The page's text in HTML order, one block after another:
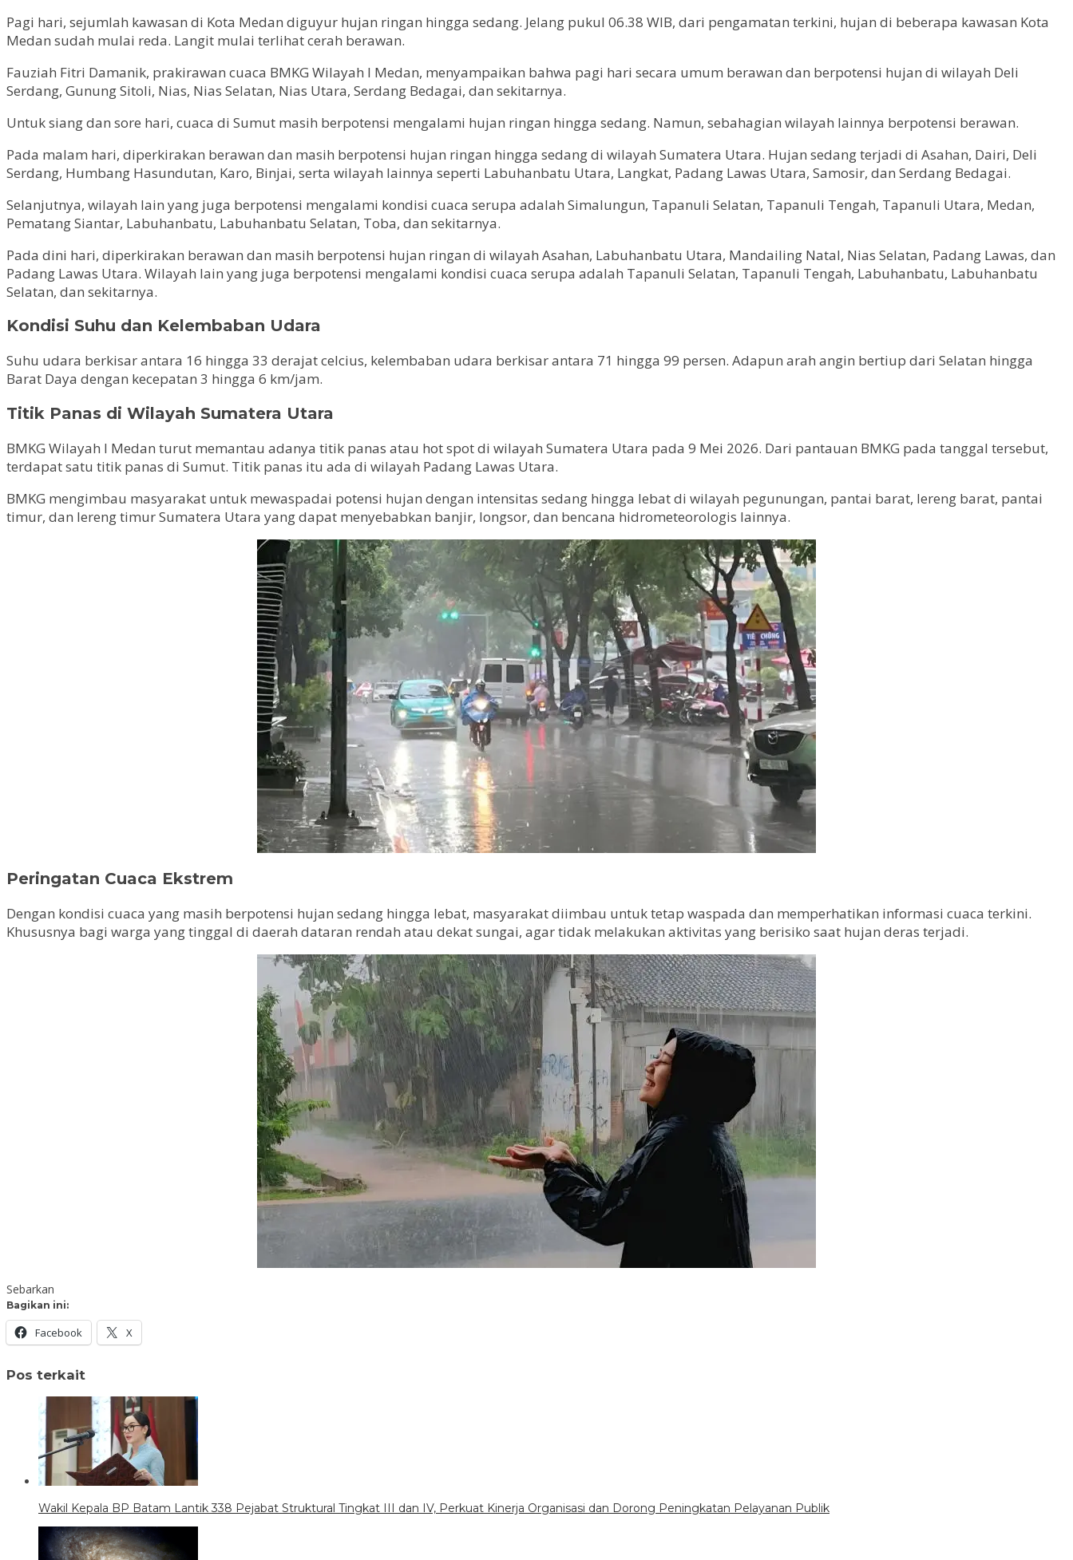
Pagi hari, sejumlah kawasan di Kota Medan diguyur hujan ringan hingga sedang. Jelang pukul 06.38 WIB, dari pengamatan terkini, hujan di beberapa kawasan Kota
Medan sudah mulai reda. Langit mulai terlihat cerah berawan.
Fauziah Fitri Damanik, prakirawan cuaca BMKG Wilayah I Medan, menyampaikan bahwa pagi hari secara umum berawan dan berpotensi hujan di wilayah Deli
Serdang, Gunung Sitoli, Nias, Nias Selatan, Nias Utara, Serdang Bedagai, dan sekitarnya.
Untuk siang dan sore hari, cuaca di Sumut masih berpotensi mengalami hujan ringan hingga sedang. Namun, sebahagian wilayah lainnya berpotensi berawan.
Pada malam hari, diperkirakan berawan dan masih berpotensi hujan ringan hingga sedang di wilayah Sumatera Utara. Hujan sedang terjadi di Asahan, Dairi, Deli
Serdang, Humbang Hasundutan, Karo, Binjai, serta wilayah lainnya seperti Labuhanbatu Utara, Langkat, Padang Lawas Utara, Samosir, dan Serdang Bedagai.
Selanjutnya, wilayah lain yang juga berpotensi mengalami kondisi cuaca serupa adalah Simalungun, Tapanuli Selatan, Tapanuli Tengah, Tapanuli Utara, Medan,
Pematang Siantar, Labuhanbatu, Labuhanbatu Selatan, Toba, dan sekitarnya.
Pada dini hari, diperkirakan berawan dan masih berpotensi hujan ringan di wilayah Asahan, Labuhanbatu Utara, Mandailing Natal, Nias Selatan, Padang Lawas, dan
Padang Lawas Utara. Wilayah lain yang juga berpotensi mengalami kondisi cuaca serupa adalah Tapanuli Selatan, Tapanuli Tengah, Labuhanbatu, Labuhanbatu
Selatan, dan sekitarnya.
Kondisi Suhu dan Kelembaban Udara
Suhu udara berkisar antara 16 hingga 33 derajat celcius, kelembaban udara berkisar antara 71 hingga 99 persen. Adapun arah angin bertiup dari Selatan hingga
Barat Daya dengan kecepatan 3 hingga 6 km/jam.
Titik Panas di Wilayah Sumatera Utara
BMKG Wilayah I Medan turut memantau adanya titik panas atau hot spot di wilayah Sumatera Utara pada 9 Mei 2026. Dari pantauan BMKG pada tanggal tersebut,
terdapat satu titik panas di Sumut. Titik panas itu ada di wilayah Padang Lawas Utara.
BMKG mengimbau masyarakat untuk mewaspadai potensi hujan dengan intensitas sedang hingga lebat di wilayah pegunungan, pantai barat, lereng barat, pantai
timur, dan lereng timur Sumatera Utara yang dapat menyebabkan banjir, longsor, dan bencana hidrometeorologis lainnya.
Peringatan Cuaca Ekstrem
Dengan kondisi cuaca yang masih berpotensi hujan sedang hingga lebat, masyarakat diimbau untuk tetap waspada dan memperhatikan informasi cuaca terkini.
Khususnya bagi warga yang tinggal di daerah dataran rendah atau dekat sungai, agar tidak melakukan aktivitas yang berisiko saat hujan deras terjadi.
Sebarkan
Bagikan ini:
Facebook X
Pos terkait
Wakil Kepala BP Batam Lantik 338 Pejabat Struktural Tingkat III dan IV, Perkuat Kinerja Organisasi dan Dorong Peningkatan Pelayanan Publik